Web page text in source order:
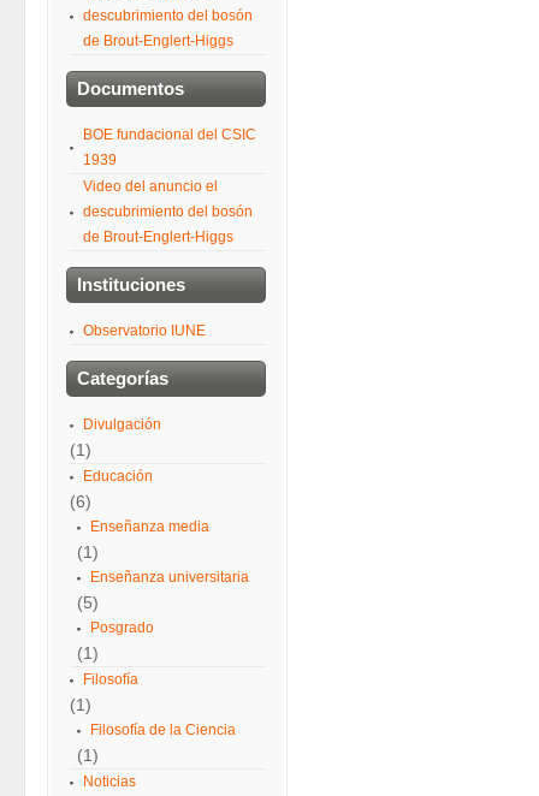
descubrimiento del bosón
de Brout-Englert-Higgs
Documentos
BOE fundacional del CSIC
1939
Video del anuncio el
descubrimiento del bosón
de Brout-Englert-Higgs
Instituciones
Observatorio IUNE
Categorías
Divulgación
(1)
Educación
(6)
Enseñanza media
(1)
Enseñanza universitaria
(5)
Posgrado
(1)
Filosofía
(1)
Filosofía de la Ciencia
(1)
Noticias